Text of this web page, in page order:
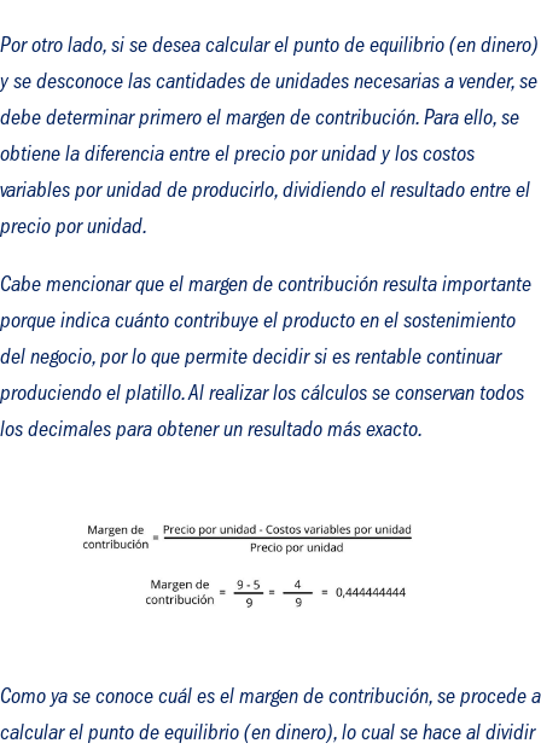
Por otro lado, si se desea calcular el punto de equilibrio (en dinero)
y se desconoce las cantidades de unidades necesarias a vender, se
debe determinar primero el margen de contribución. Para ello, se
obtiene la diferencia entre el precio por unidad y los costos
variables por unidad de producirlo, dividiendo el resultado entre el
precio por unidad.
Cabe mencionar que el margen de contribución resulta importante
porque indica cuánto contribuye el producto en el sostenimiento
del negocio, por lo que permite decidir si es rentable continuar
produciendo el platillo. Al realizar los cálculos se conservan todos
los decimales para obtener un resultado más exacto.
Como ya se conoce cuál es el margen de contribución, se procede a
calcular el punto de equilibrio (en dinero), lo cual se hace al dividir